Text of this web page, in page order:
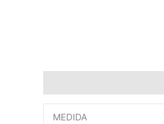
MEDIDA